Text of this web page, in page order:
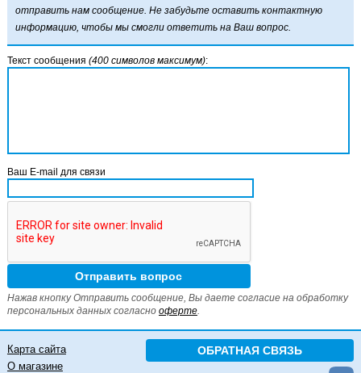
отправить нам сообщение. Не забудьте оставить контактную
информацию, чтобы мы смогли ответить на Ваш вопрос.
Текст сообщения (400 символов максимум):
Ваш E-mail для связи
Нажав кнопку Отправить сообщение, Вы даете согласие на обработку
персональных данных согласно оферте.
ОБРАТНАЯ СВЯЗЬ
Карта сайта
О магазине